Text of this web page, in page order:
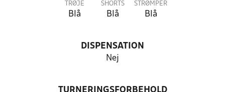
TRØJE
Blå
SHORTS
Blå
STRØMPER
Blå
DISPENSATION
Nej
TURNERINGSFORBEHOLD